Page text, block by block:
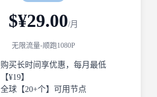
$¥29.00/月
无限流量-顺跑1080P
购买长时间享优惠，每月最低
【¥19】
全球【20+个】可用节点